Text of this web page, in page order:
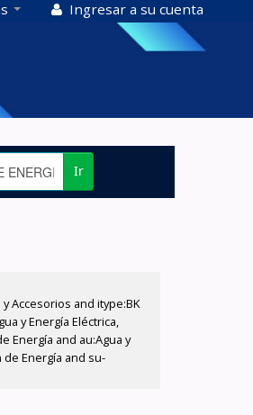
Ingresar a su cuenta
Ir
Accesorios and itype:BK
y Energía Eléctrica,
Energía and au:Agua y
de Energía and su-